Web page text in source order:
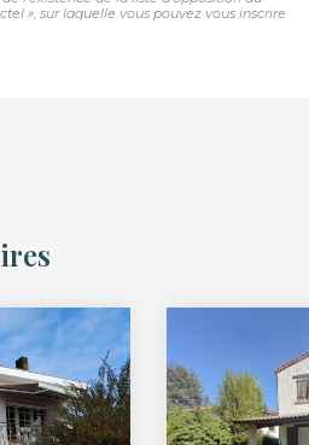
», sur laquelle vous pouvez vous inscrire